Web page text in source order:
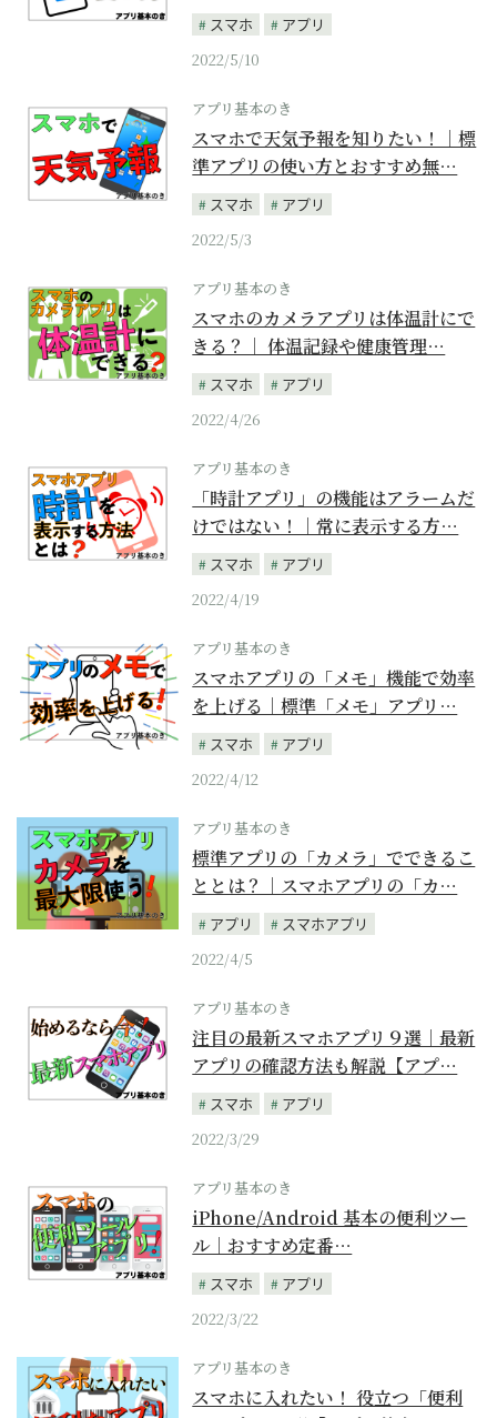
スマホ
アプリ
2022/5/10
アプリ基本のき
スマホで天気予報を知りたい！｜標
準アプリの使い方とおすすめ無…
スマホ
アプリ
2022/5/3
アプリ基本のき
スマホのカメラアプリは体温計にで
きる？｜ 体温記録や健康管理…
スマホ
アプリ
2022/4/26
アプリ基本のき
「時計アプリ」の機能はアラームだ
けではない！｜常に表示する方…
スマホ
アプリ
2022/4/19
アプリ基本のき
スマホアプリの「メモ」機能で効率
を上げる｜標準「メモ」アプリ…
スマホ
アプリ
2022/4/12
アプリ基本のき
標準アプリの「カメラ」でできるこ
ととは？｜スマホアプリの「カ…
アプリ
スマホアプリ
2022/4/5
アプリ基本のき
注目の最新スマホアプリ９選｜最新
アプリの確認方法も解説【アプ…
スマホ
アプリ
2022/3/29
アプリ基本のき
iPhone/Android 基本の便利ツー
ル｜おすすめ定番…
スマホ
アプリ
2022/3/22
アプリ基本のき
スマホに入れたい！ 役立つ「便利